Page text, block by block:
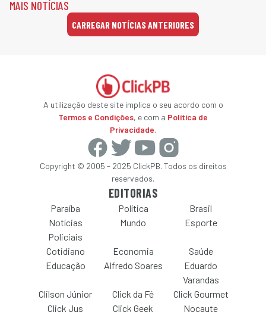
MAIS NOTÍCIAS
CARREGAR NOTÍCIAS ANTERIORES
A utilização deste site implica o seu acordo com o
Termos e Condições, e com a Política de
Privacidade.
Copyright © 2005 - 2025 ClickPB. Todos os direitos
reservados.
EDITORIAS
Paraíba Política
Brasil
Notícias
Policiais
Mundo Esporte
Cotidiano Economia
Saúde
Educação
Alfredo Soares
Eduardo
Varandas
Clilson Júnior
Click da Fé
Click Gourmet
Click Jus
Click Geek Nocaute